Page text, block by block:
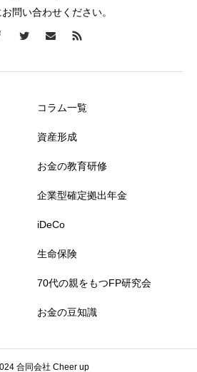
問い合わせください。
コラム一覧
資産形成
お金の教育研修
企業型確定拠出年金
iDeCo
生命保険
70代の親をもつFP研究会
お金の豆知識
合同会社 Cheer up